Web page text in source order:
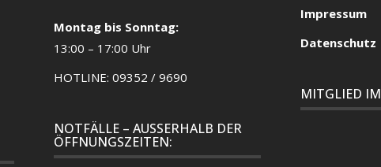
Montag bis Sonntag:
13:00 – 17:00 Uhr
HOTLINE: 09352 / 9690
NOTFÄLLE – AUSSERHALB DER
ÖFFNUNGSZEITEN:
Impressum
Datenschutz
MITGLIED IM